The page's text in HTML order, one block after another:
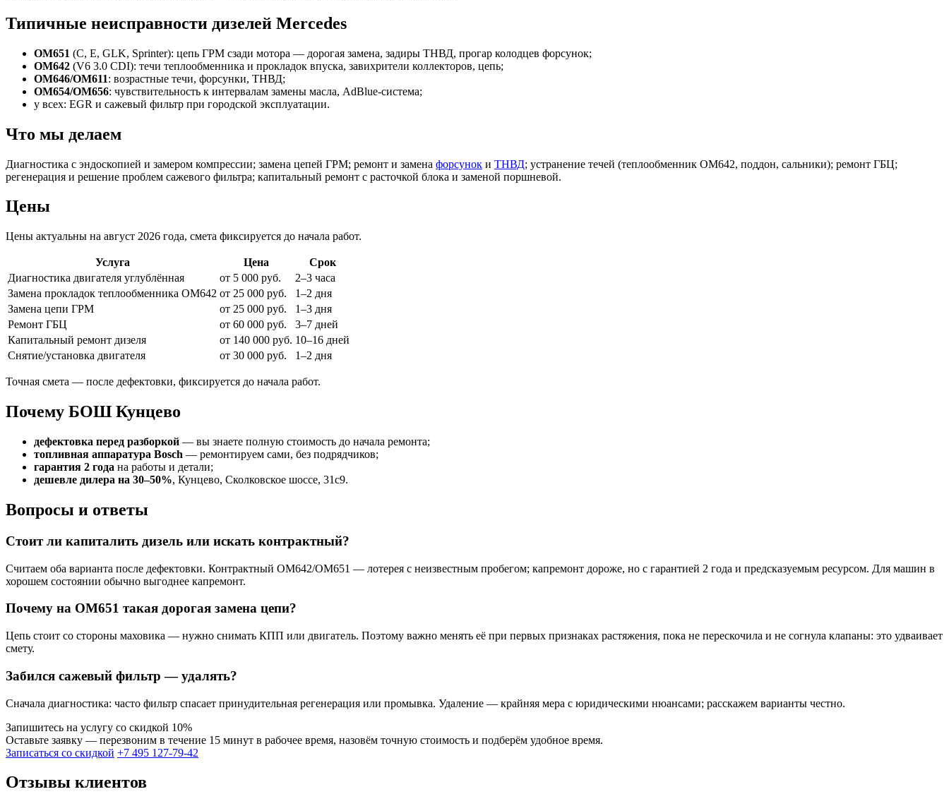
Типичные неисправности дизелей Mercedes
OM651 (C, E, GLK, Sprinter): цепь ГРМ сзади мотора — дорогая замена, задиры ТНВД, прогар колодцев форсунок;
OM642 (V6 3.0 CDI): течи теплообменника и прокладок впуска, завихрители коллекторов, цепь;
OM646/OM611: возрастные течи, форсунки, ТНВД;
OM654/OM656: чувствительность к интервалам замены масла, AdBlue-система;
у всех: EGR и сажевый фильтр при городской эксплуатации.
Что мы делаем
Диагностика с эндоскопией и замером компрессии; замена цепей ГРМ; ремонт и замена форсунок и ТНВД; устранение течей (теплообменник OM642, поддон, сальники); ремонт ГБЦ;
регенерация и решение проблем сажевого фильтра; капитальный ремонт с расточкой блока и заменой поршневой.
Цены
Цены актуальны на август 2026 года, смета фиксируется до начала работ.
Услуга Цена
Срок
Диагностика двигателя углублённая
от 5 000 руб.
2–3 часа
Замена прокладок теплообменника OM642 от 25 000 руб.
1–2 дня
Замена цепи ГРМ
от 25 000 руб.
1–3 дня
Ремонт ГБЦ
от 60 000 руб.
3–7 дней
Капитальный ремонт дизеля
от 140 000 руб. 10–16 дней
Снятие/установка двигателя
от 30 000 руб. 1–2 дня
Точная смета — после дефектовки, фиксируется до начала работ.
Почему БОШ Кунцево
дефектовка перед разборкой — вы знаете полную стоимость до начала ремонта;
топливная аппаратура Bosch — ремонтируем сами, без подрядчиков;
гарантия 2 года на работы и детали;
дешевле дилера на 30–50%, Кунцево, Сколковское шоссе, 31с9.
Вопросы и ответы
Стоит ли капиталить дизель или искать контрактный?
Считаем оба варианта после дефектовки. Контрактный OM642/OM651 — лотерея с неизвестным пробегом; капремонт дороже, но с гарантией 2 года и предсказуемым ресурсом. Для машин в
хорошем состоянии обычно выгоднее капремонт.
Почему на OM651 такая дорогая замена цепи?
Цепь стоит со стороны маховика — нужно снимать КПП или двигатель. Поэтому важно менять её при первых признаках растяжения, пока не перескочила и не согнула клапаны: это удваивает
смету.
Забился сажевый фильтр — удалять?
Сначала диагностика: часто фильтр спасает принудительная регенерация или промывка. Удаление — крайняя мера с юридическими нюансами; расскажем варианты честно.
Запишитесь на услугу со скидкой 10%
Оставьте заявку — перезвоним в течение 15 минут в рабочее время, назовём точную стоимость и подберём удобное время.
Записаться со скидкой +7 495 127-79-42
Отзывы клиентов